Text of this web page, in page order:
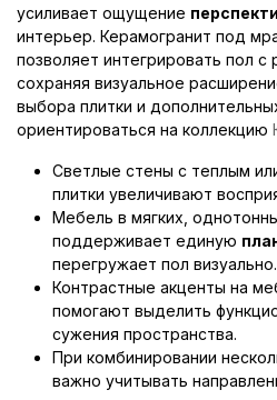
усиливает ощущение
интерьер. Керамогранит под
позволяет интегрировать пол с
сохраняя визуальное
выбора плитки и
ориентироваться на коллекцию
Светлые стены с теплым
плитки увеличивают
Мебель в мягких,
поддерживает единую
перегружает пол визуально.
Контрастные акценты на
помогают выделить
сужения пространства.
При комбинировании
важно учитывать